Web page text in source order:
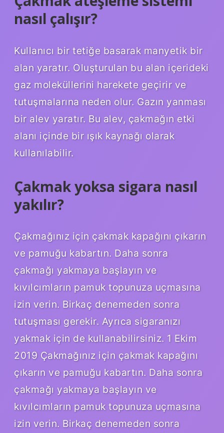
nasıl çalışır?
Kullanıcı bir tetiğe basarak manyetik bir
alan yaratır. Oluşturulan bu alan içerideki
gaz moleküllerini harekete geçirir ve
tutuşmalarına neden olur. Gazın yanması
bir alev yaratır. Bu alev, çakmağın etki
alanı içinde bir ışık kaynağı olarak
kullanılabilir.
Çakmak yoksa sigara nasıl
yakılır?
Çakmağınız için çakmak kapağını çıkarın
ve pamuğu kabartın. Daha sonra
çakmağı yakmaya başlayın ve
kıvılcımların pamuk topunuza uçmasına
izin verin. Birkaç denemeden sonra
tutuşması gerekir. Ayrıca sigaranızı
yakmak için de kullanabilirsiniz. 1 Ekim
2019 Çakmağınız için çakmak kapağını
çıkarın ve pamuğu kabartın. Daha sonra
çakmağı yakmaya başlayın ve
kıvılcımların pamuk topunuza uçmasına
izin verin. Birkaç denemeden sonra